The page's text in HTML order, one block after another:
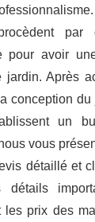
par
pour avoir
jardin. Après
conception
un
vous
détaillé et
détails
les prix des